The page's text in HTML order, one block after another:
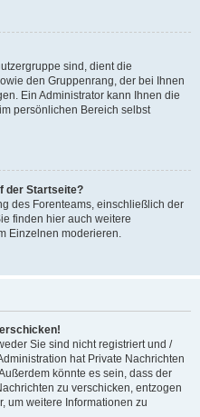
sind, dient die
den Gruppenrang, der bei Ihnen
Ein Administrator kann Ihnen die
persönlichen Bereich selbst
der Startseite?
des Forenteams, einschließlich der
finden hier auch weitere
Einzelnen moderieren.
Sie sind nicht registriert und /
hat Private Nachrichten
könnte es sein, dass der
zu verschicken, entzogen
um weitere Informationen zu